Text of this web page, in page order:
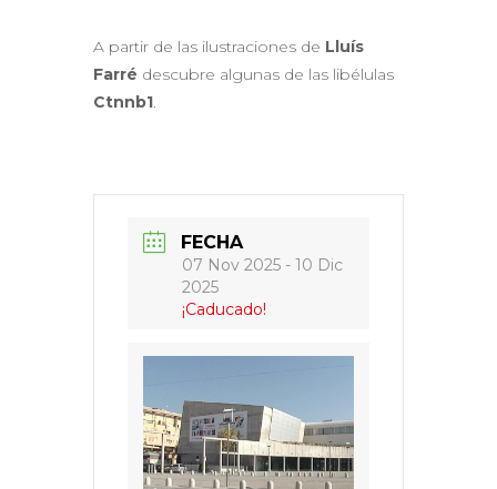
A partir de las ilustraciones de Lluís
Farré descubre algunas de las libélulas
Ctnnb1.
FECHA
07 Nov 2025 - 10 Dic
2025
¡Caducado!